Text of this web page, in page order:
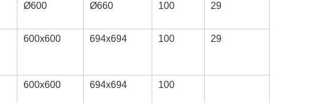
Ø600 Ø660 100 29
600x600 694x694 100 29
600x600 694x694 100